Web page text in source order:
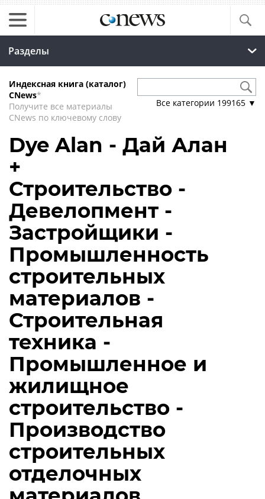
Разделы
Индексная книга (каталог)
CNews*
Получите все материалы
CNews по ключевому слову
Все категории 199165 ▼
Dye Alan - Дай Алан
+
Строительство -
Девелопмент -
Застройщики -
Промышленность
строительных
материалов -
Строительная
техника -
Промышленное и
жилищное
строительство -
Производство
строительных
отделочных